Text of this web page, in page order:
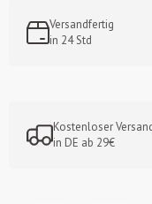
Versandfertig
in 24 Std
Kostenloser
in DE ab 29€